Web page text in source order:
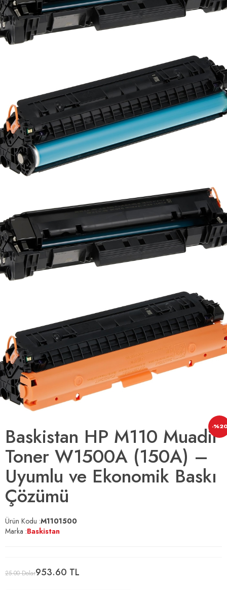
-%20
Baskistan HP M110 Muadil
Toner W1500A (150A) –
Uyumlu ve Ekonomik Baskı
Çözümü
Ürün Kodu :M1101500
Marka :Baskistan
25.00 Dolar953.60 TL